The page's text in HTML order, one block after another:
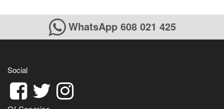
WhatsApp 608 021 425
Social